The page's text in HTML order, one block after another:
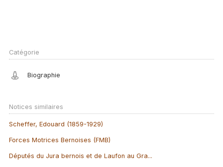
Catégorie
Biographie
Notices similaires
Scheffer, Edouard (1859-1929)
Forces Motrices Bernoises (FMB)
Députés du Jura bernois et de Laufon au Gra...